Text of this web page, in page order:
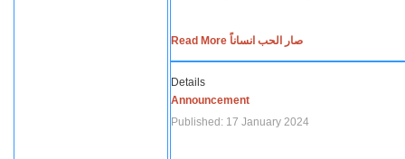
Read More صار الحب انساناً
Details
Announcement
Published: 17 January 2024